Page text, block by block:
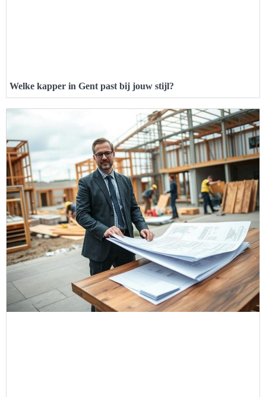
Welke kapper in Gent past bij jouw stijl?